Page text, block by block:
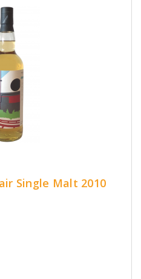
Single Malt 2010